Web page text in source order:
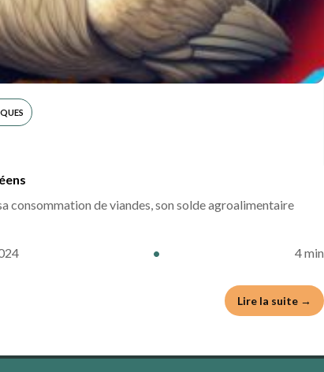
consommation de viandes, son solde agroalimentaire
• 4 min
Lire la suite →